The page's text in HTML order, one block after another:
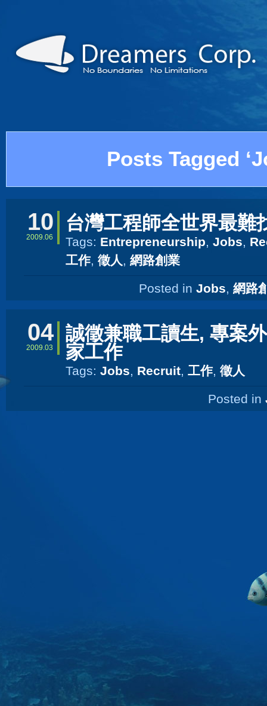
Posts Tagged
10
2009.06
台灣工程師全世界最難
Tags: Entrepreneurship, Jobs,
工作, 徵人 , 網路創業
Posted in Jobs, 網路
04
2009.03
誠徵兼職工讀生, 專案
家工作
Tags: Jobs, Recruit, 工作, 徵人
Posted in